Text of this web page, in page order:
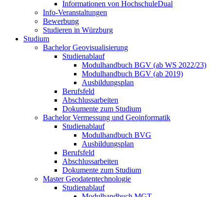
Informationen von HochschuleDual
Info-Veranstaltungen
Bewerbung
Studieren in Würzburg
Studium
Bachelor Geovisualisierung
Studienablauf
Modulhandbuch BGV (ab WS 2022/23)
Modulhandbuch BGV (ab 2019)
Ausbildungsplan
Berufsfeld
Abschlussarbeiten
Dokumente zum Studium
Bachelor Vermessung und Geoinformatik
Studienablauf
Modulhandbuch BVG
Ausbildungsplan
Berufsfeld
Abschlussarbeiten
Dokumente zum Studium
Master Geodatentechnologie
Studienablauf